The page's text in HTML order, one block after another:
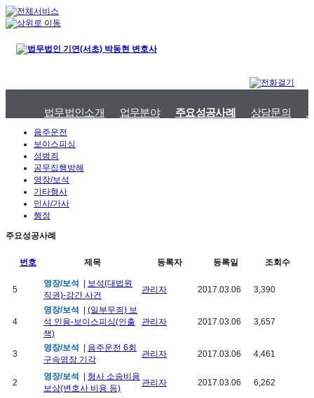
법무법인소개 업무분야 주요성공사례 상담문의
음주운전
보이스피싱
성범죄
공무집행방해
영장/보석
기타형사
민사/가사
행정
주요성공사례
번호 제목 등록자 등록일 조회수
5
영장/보석
보석(대법원
직권)-강간 사건
관리자 2017.03.06 3,390
4
영장/보석
(일부무죄) 보
석 인용-보이스피싱(인출
책)
관리자 2017.03.06 3,657
3
영장/보석
음주운전 6회
구속영장 기각
관리자 2017.03.06 4,461
2
영장/보석
형사 소송비용
보상(변호사 비용 등)
관리자 2017.03.06 6,262